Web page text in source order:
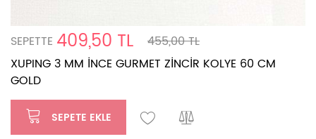
SEPETTE 409,50 TL
455,00 TL
XUPING 3 MM İNCE GURMET ZİNCİR KOLYE 60 CM
GOLD
SEPETE EKLE